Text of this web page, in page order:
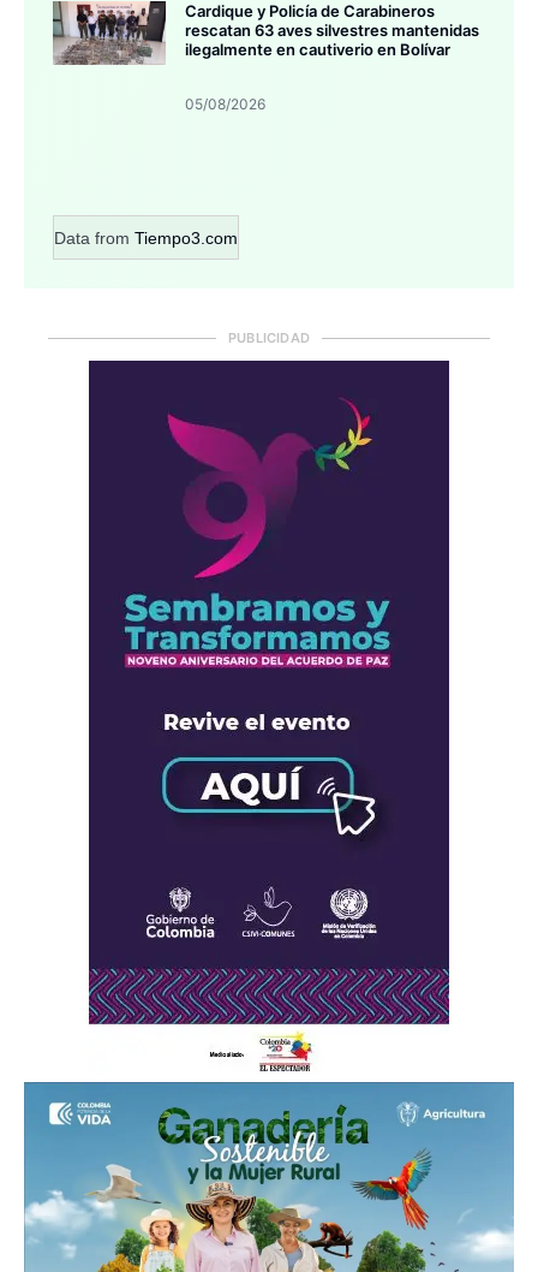
Cardique y Policía de Carabineros
rescatan 63 aves silvestres mantenidas
ilegalmente en cautiverio en Bolívar
05/08/2026
Data from Tiempo3.com
PUBLICIDAD